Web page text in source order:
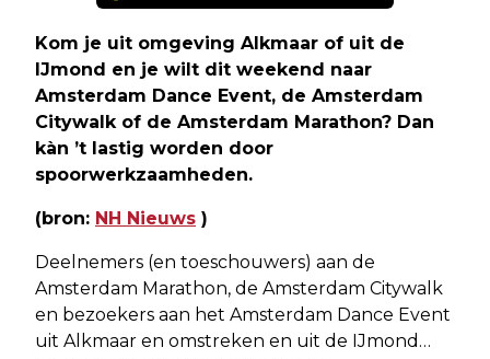
Kom je uit omgeving Alkmaar of uit de
IJmond en je wilt dit weekend naar
Amsterdam Dance Event, de Amsterdam
Citywalk of de Amsterdam Marathon? Dan
kàn ’t lastig worden door
spoorwerkzaamheden.
(bron: NH Nieuws )
Deelnemers (en toeschouwers) aan de
Amsterdam Marathon, de Amsterdam Citywalk
en bezoekers aan het Amsterdam Dance Event
uit Alkmaar en omstreken en uit de IJmond…